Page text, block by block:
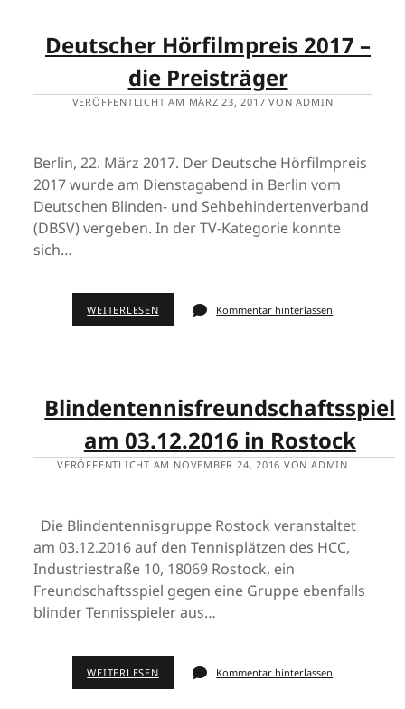
Deutscher Hörfilmpreis 2017 –
die Preisträger
VERÖFFENTLICHT AM MÄRZ 23, 2017 VON ADMIN
Berlin, 22. März 2017. Der Deutsche Hörfilmpreis
2017 wurde am Dienstagabend in Berlin vom
Deutschen Blinden- und Sehbehindertenverband
(DBSV) vergeben. In der TV-Kategorie konnte
sich…
WEITERLESEN Kommentar hinterlassen
Blindentennisfreundschaftsspiel
am 03.12.2016 in Rostock
VERÖFFENTLICHT AM NOVEMBER 24, 2016 VON ADMIN
Die Blindentennisgruppe Rostock veranstaltet
am 03.12.2016 auf den Tennisplätzen des HCC,
Industriestraße 10, 18069 Rostock, ein
Freundschaftsspiel gegen eine Gruppe ebenfalls
blinder Tennisspieler aus…
WEITERLESEN Kommentar hinterlassen